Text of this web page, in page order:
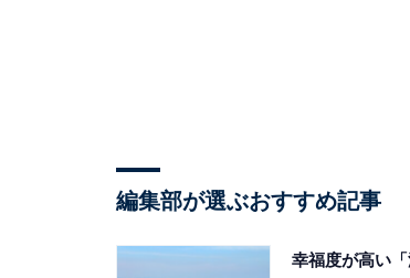
編集部が選ぶおすすめ記事
幸福度が高い